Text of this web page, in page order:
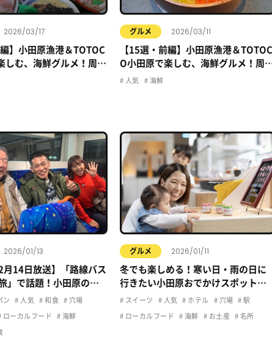
2026/03/17
】小田原漁港＆TOTOC
しむ、海鮮グルメ！周辺
羅！
グルメ 2026/03/11
【15選・前編】小田原漁港＆TOTOC
O小田原で楽しむ、海鮮グルメ！周
のお店、全網羅！
人気 海鮮
2026/01/13
月14日放送】「路線バス
」で話題！小田原の立
ン 人気 和食 穴場
ローカルフード 海鮮
グルメ 2026/01/11
冬でも楽しめる！寒い日・雨の日に
行きたい小田原おでかけスポットま
とめ
スイーツ 人気 ホテル 穴場 駅
ローカルフード 海鮮 お土産 名所